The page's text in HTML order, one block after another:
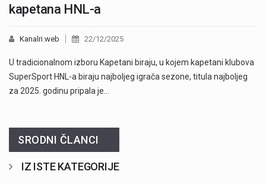
kapetana HNL-a
Kanalri.web 22/12/2025
U tradicionalnom izboru Kapetani biraju, u kojem kapetani klubova
SuperSport HNL-a biraju najboljeg igrača sezone, titula najboljeg
za 2025. godinu pripala je…
SRODNI ČLANCI
IZ ISTE KATEGORIJE